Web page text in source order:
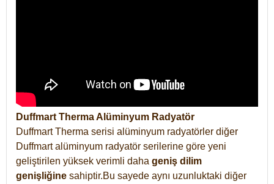
Duffmart Therma Alüminyum Radyatör
Duffmart Therma serisi alüminyum radyatörler diğer
Duffmart alüminyum radyatör serilerine göre yeni
geliştirilen yüksek verimli daha geniş dilim
genişliğine sahiptir.Bu sayede aynı uzunluktaki diğer